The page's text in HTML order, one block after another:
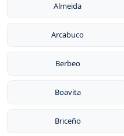
Almeida
Arcabuco
Berbeo
Boavita
Briceño